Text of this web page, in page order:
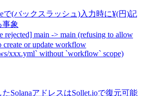
で(バックスラッシュ)入力時に¥(円)記
事象
rejected] main -> main (refusing to allow
create or update workflow
xxx.yml` without `workflow` scope)
たSolanaアドレスはSollet.ioで復元可能